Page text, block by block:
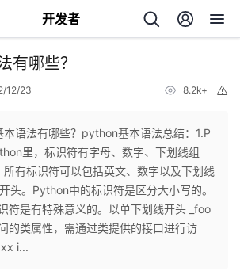
开发者
有哪些？
12/23 8.2k+
本语法有哪些？python基本语法总结：1.P
里，标识符有字母、数字、下划线组
有标识符可以包括英文、数字以及下划线
头。Python中的标识符是区分大小写的。
符是有特殊意义的。以单下划线开头 _foo
的类属性，需通过类提供的接口进行访
i...